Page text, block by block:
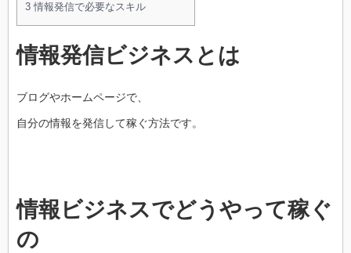
3 情報発信で必要なスキル
情報発信ビジネスとは
ブログやホームページで、
自分の情報を発信して稼ぐ方法です。
情報ビジネスでどうやって稼ぐ
の